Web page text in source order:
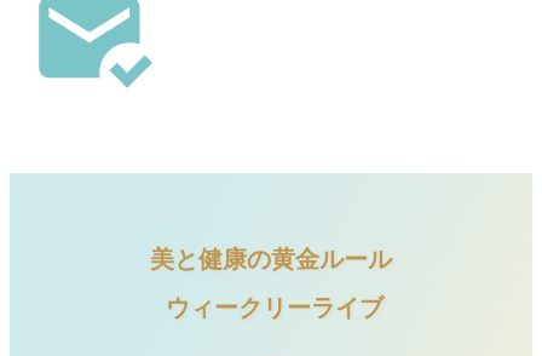
美と健康の黄金ルール
ウィークリーライブ